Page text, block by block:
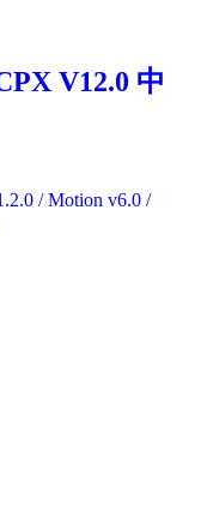
V12.0 中